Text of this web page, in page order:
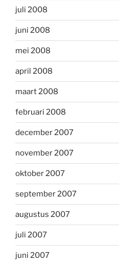
juli 2008
juni 2008
mei 2008
april 2008
maart 2008
februari 2008
december 2007
november 2007
oktober 2007
september 2007
augustus 2007
juli 2007
juni 2007